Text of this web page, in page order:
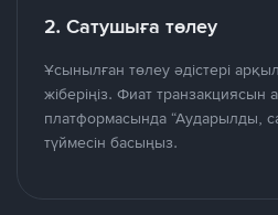
2. Сатушыға төлеу
Ұсынылған төлеу әдістері
жіберіңіз. Фиат транзакциясын
платформасында “Аударылды,
түймесін басыңыз.